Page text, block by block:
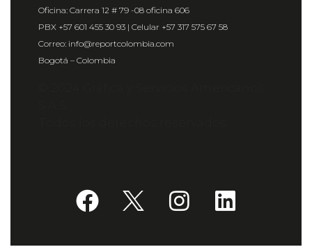
Oficina: Carrera 12 # 79 -08 oficina 606
PBX +57 601 455 30 93 | Celular +57 317 575 67 58
Correo: info@reportcolombia.com
Bogotá – Colombia